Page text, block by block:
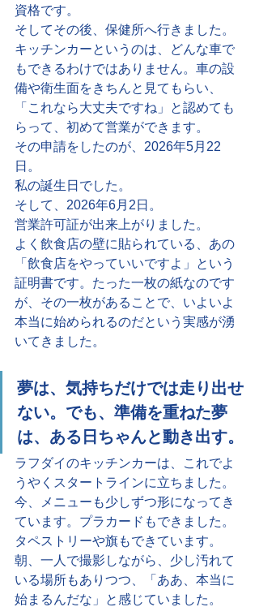
資格です。
そしてその後、保健所へ行きました。
キッチンカーというのは、どんな車で
もできるわけではありません。車の設
備や衛生面をきちんと見てもらい、
「これなら大丈夫ですね」と認めても
らって、初めて営業ができます。
その申請をしたのが、2026年5月22
日。
私の誕生日でした。
そして、2026年6月2日。
営業許可証が出来上がりました。
よく飲食店の壁に貼られている、あの
「飲食店をやっていいですよ」という
証明書です。たった一枚の紙なのです
が、その一枚があることで、いよいよ
本当に始められるのだという実感が湧
いてきました。
夢は、気持ちだけでは走り出せ
ない。でも、準備を重ねた夢
は、ある日ちゃんと動き出す。
ラフダイのキッチンカーは、これでよ
うやくスタートラインに立ちました。
今、メニューも少しずつ形になってき
ています。プラカードもできました。
タペストリーや旗もできています。
朝、一人で撮影しながら、少し汚れて
いる場所もありつつ、「ああ、本当に
始まるんだな」と感じていました。